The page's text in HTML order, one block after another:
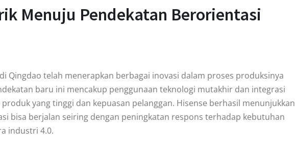
Menuju Pendekatan Berorientasi
Qingdao telah menerapkan berbagai inovasi dalam proses produksinya
baru ini mencakup penggunaan teknologi mutakhir dan integrasi
yang tinggi dan kepuasan pelanggan. Hisense berhasil menunjukkan
bisa berjalan seiring dengan peningkatan respons terhadap kebutuhan
industri 4.0.